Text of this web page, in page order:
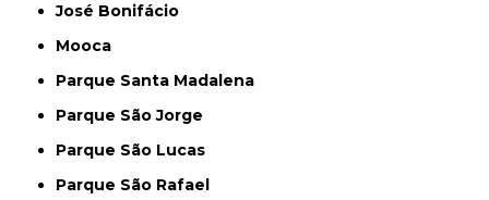
José Bonifácio
Mooca
Parque Santa Madalena
Parque São Jorge
Parque São Lucas
Parque São Rafael